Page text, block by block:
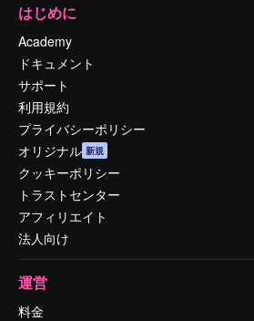
はじめに
Academy
ドキュメント
サポート
利用規約
プライバシーポリシー
オリジナル 新規
クッキーポリシー
トラストセンター
アフィリエイト
法人向け
運営
料金